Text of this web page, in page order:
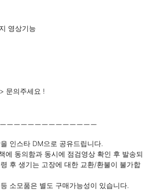
영상기능
문의주세요 !
ㅡㅡㅡㅡㅡㅡㅡㅡㅡㅡㅡㅡㅡ
인스타 DM으로 공유드립니다.
에 동의함과 동시에 점검영상 확인 후 발송되
후 생기는 고장에 대한 교환/환불이 불가합
소모품은 별도 구매가능성이 있습니다.